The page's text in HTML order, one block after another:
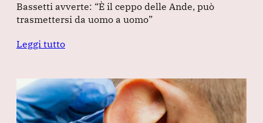
Bassetti avverte: “È il ceppo delle Ande, può
trasmettersi da uomo a uomo”
Leggi tutto